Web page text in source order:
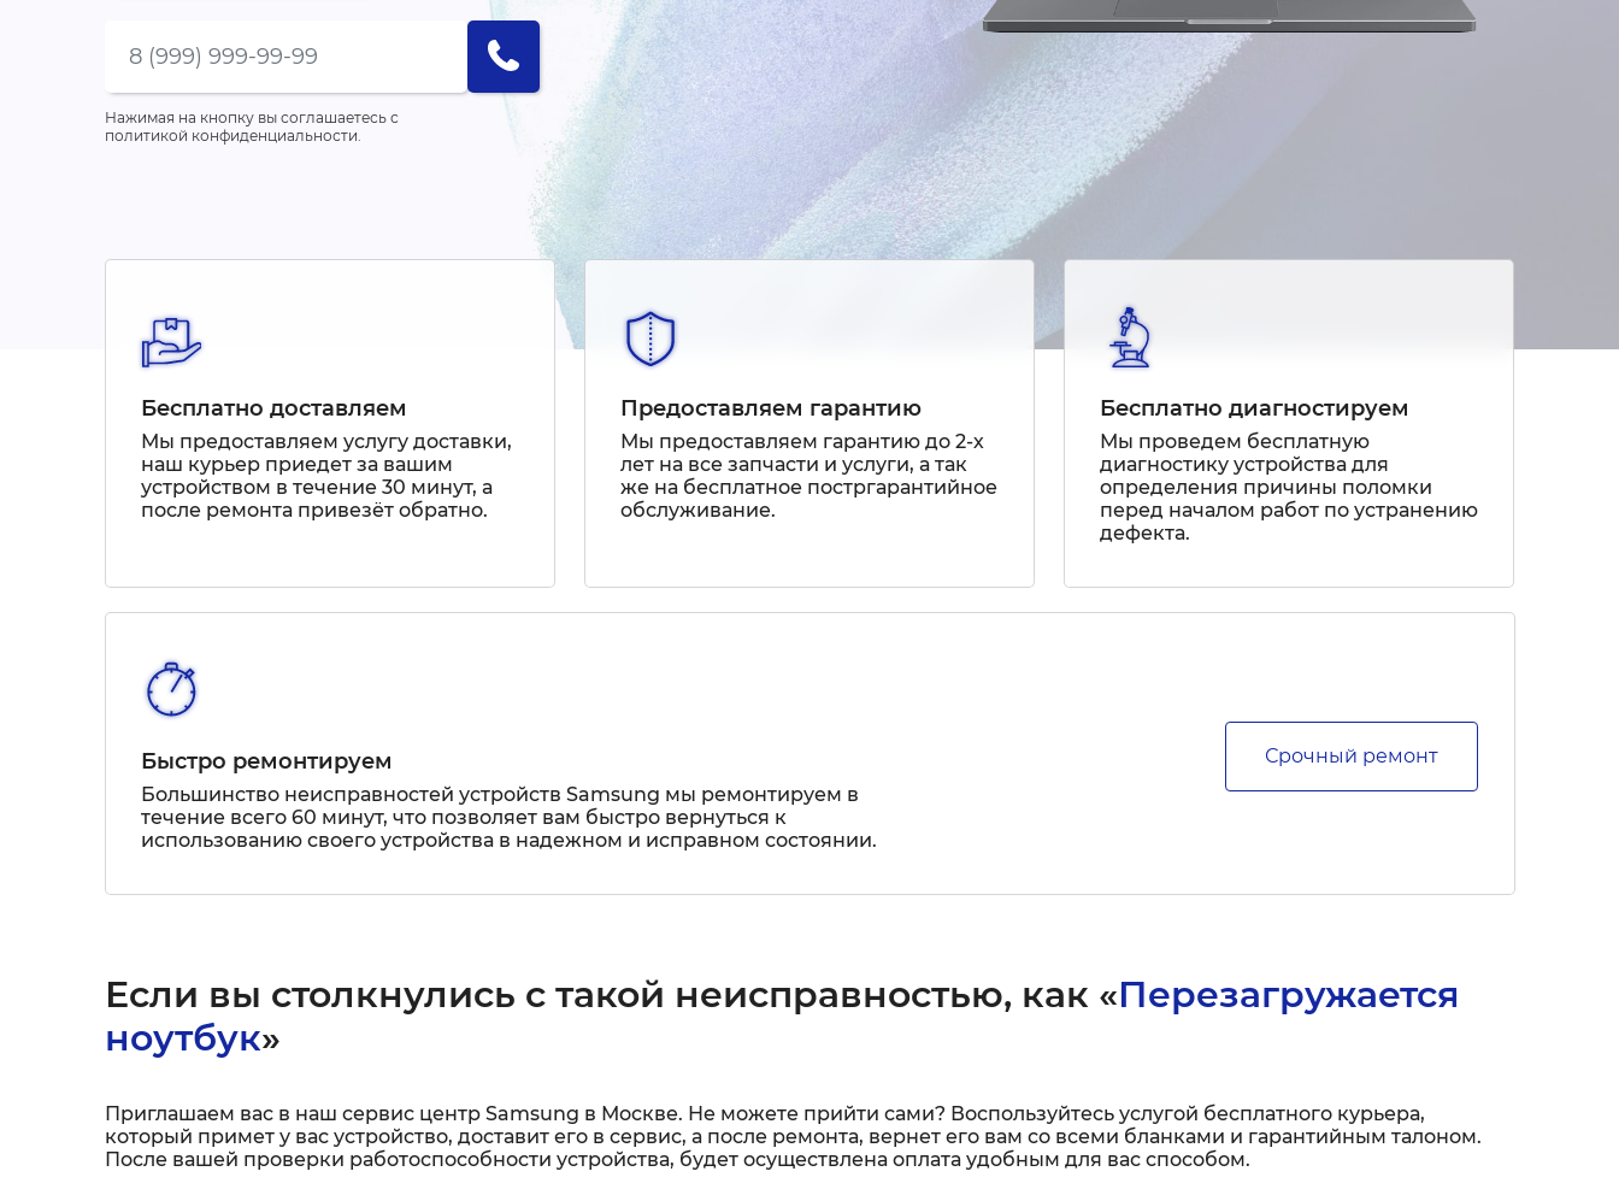
Нажимая на кнопку вы соглашаетесь с
политикой конфиденциальности.
Бесплатно доставляем
Мы предоставляем услугу доставки,
наш курьер приедет за вашим
устройством в течение 30 минут, а
после ремонта привезёт обратно.
Предоставляем гарантию
Мы предоставляем гарантию до 2-х
лет на все запчасти и услуги, а так
же на бесплатное постргарантийное
обслуживание.
Бесплатно диагностируем
Мы проведем бесплатную
диагностику устройства для
определения причины поломки
перед началом работ по устранению
дефекта.
Быстро ремонтируем
Большинство неисправностей устройств Samsung мы ремонтируем в
течение всего 60 минут, что позволяет вам быстро вернуться к
использованию своего устройства в надежном и исправном состоянии.
Срочный ремонт
Если вы столкнулись с такой неисправностью, как «Перезагружается
ноутбук»
Приглашаем вас в наш сервис центр Samsung в Москве. Не можете прийти сами? Воспользуйтесь услугой бесплатного курьера,
который примет у вас устройство, доставит его в сервис, а после ремонта, вернет его вам со всеми бланками и гарантийным талоном.
После вашей проверки работоспособности устройства, будет осуществлена оплата удобным для вас способом.